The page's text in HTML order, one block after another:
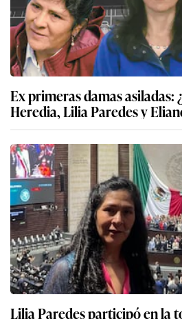
Ex primeras damas asiladas:
Heredia, Lilia Paredes y
Lilia Paredes participó en la